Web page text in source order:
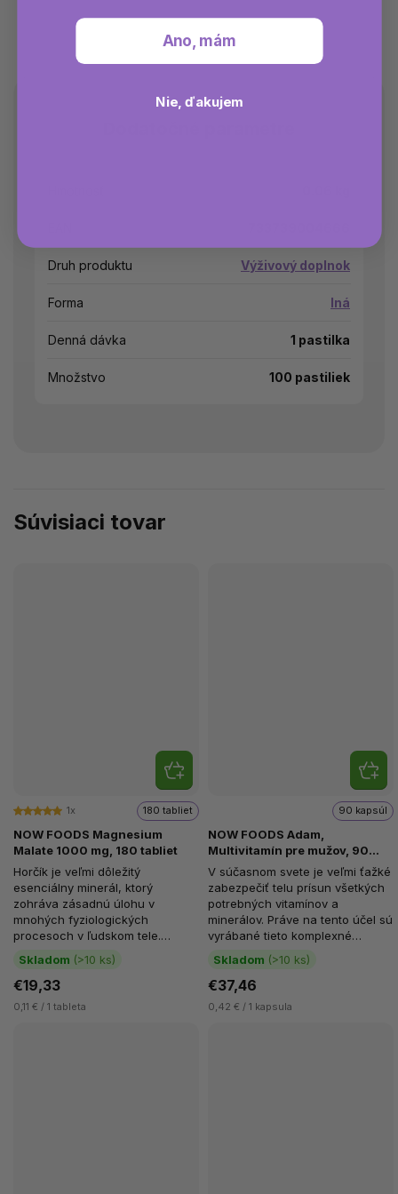
Druh produktu Výživový doplnok
Forma Iná
Denná dávka 1 pastilka
Množstvo 100 pastiliek
Súvisiaci tovar
NOW FOODS Magnesium
Malate 1000 mg, 180 tabliet
1x
Skladom (>10 ks)
180 tabliet
€19,33
0,11 € / 1 tableta
Horčík je veľmi dôležitý
esenciálny minerál, ktorý
zohráva zásadnú úlohu v
mnohých fyziologických
procesoch v ľudskom tele.
Predovšetkým v súvislosti s
únavou, vyčerpaním,...
NOW FOODS Adam,
Multivitamín pre mužov, 90
softgel kapsúl
Skladom (>10 ks)
90 kapsúl
€37,46
0,42 € / 1 kapsula
V súčasnom svete je veľmi ťažké
zabezpečiť telu prísun všetkých
potrebných vitamínov a
minerálov. Práve na tento účel sú
vyrábané tieto komplexné
multivitamíny. NOW FOODS
Adam...
Ano, mám
Nie, ďakujem